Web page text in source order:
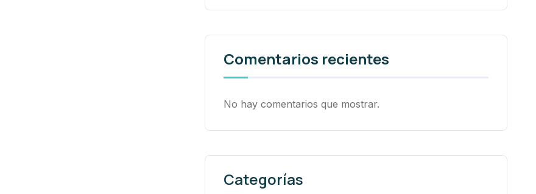
Comentarios recientes
No hay comentarios que mostrar.
Categorías